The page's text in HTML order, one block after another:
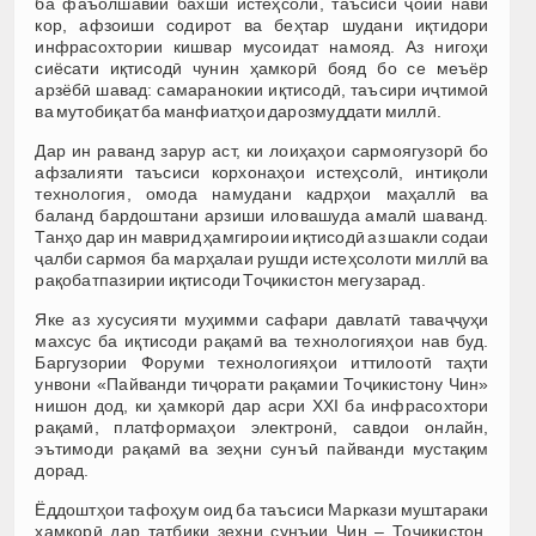
кор, афзоиши содирот ва беҳтар шудани иқтидори
инфрасохтории кишвар мусоидат намояд. Аз нигоҳи
сиёсати иқтисодӣ чунин ҳамкорӣ бояд бо се меъёр
арзёбӣ шавад: самаранокии иқтисодӣ, таъсири иҷтимоӣ
ва мутобиқат ба манфиатҳои дарозмуддати миллӣ.
Дар ин раванд зарур аст, ки лоиҳаҳои сармоягузорӣ бо
афзалияти таъсиси корхонаҳои истеҳсолӣ, интиқоли
технология, омода намудани кадрҳои маҳаллӣ ва
баланд бардоштани арзиши иловашуда амалӣ шаванд.
Танҳо дар ин маврид ҳамгироии иқтисодӣ аз шакли содаи
ҷалби сармоя ба марҳалаи рушди истеҳсолоти миллӣ ва
рақобатпазирии иқтисоди Тоҷикистон мегузарад.
Яке аз хусусияти муҳимми сафари давлатӣ таваҷҷуҳи
махсус ба иқтисоди рақамӣ ва технологияҳои нав буд.
Баргузории Форуми технологияҳои иттилоотӣ таҳти
унвони «Пайванди тиҷорати рақамии Тоҷикистону Чин»
нишон дод, ки ҳамкорӣ дар асри XXI ба инфрасохтори
рақамӣ, платформаҳои электронӣ, савдои онлайн,
эътимоди рақамӣ ва зеҳни сунъӣ пайванди мустақим
дорад.
Ёддоштҳои тафоҳум оид ба таъсиси Маркази муштараки
ҳамкорӣ дар татбиқи зеҳни сунъии Чин – Тоҷикистон,